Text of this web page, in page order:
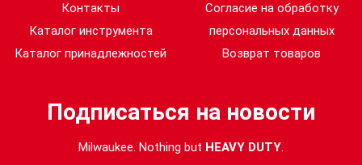
Контакты
Каталог инструмента
Каталог принадлежностей
Согласие на обработку
персональных данных
Возврат товаров
Подписаться на новости
Milwaukee. Nothing but HEAVY DUTY.